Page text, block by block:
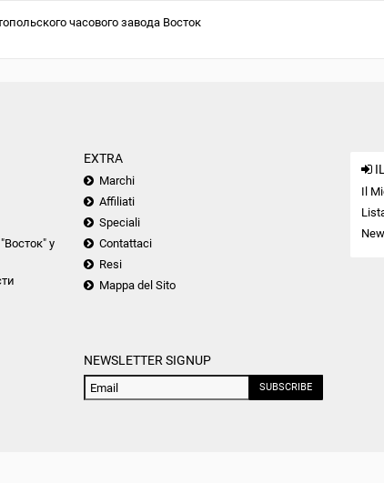
часового завода Восток
у
EXTRA
Marchi
Affiliati
Speciali
Contattaci
Resi
Mappa del Sito
NEWSLETTER SIGNUP
SUBSCRIBE
Il